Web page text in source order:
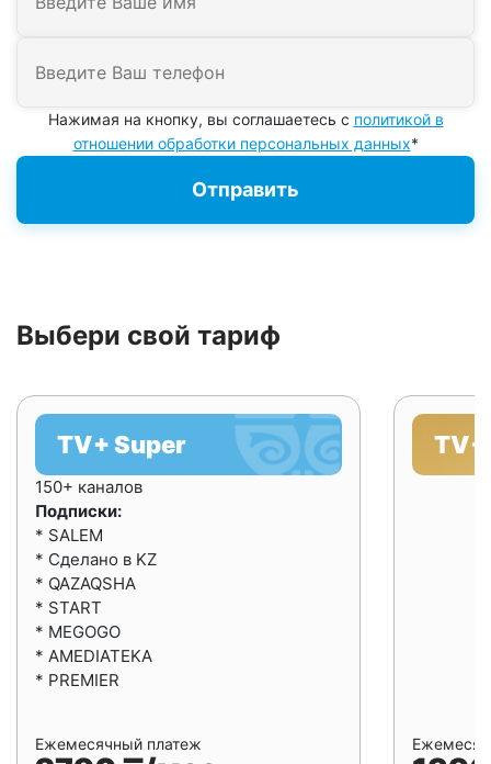
Нажимая на кнопку, вы соглашаетесь с политикой в
отношении обработки персональных данных*
Выбери свой тариф
TV+ Super
150+ каналов
Подписки:
* SALEM
* Сделано в KZ
* QAZAQSHA
* START
* MEGOGO
* AMEDIATEKA
* PREMIER
Ежемесячный платеж
TV+